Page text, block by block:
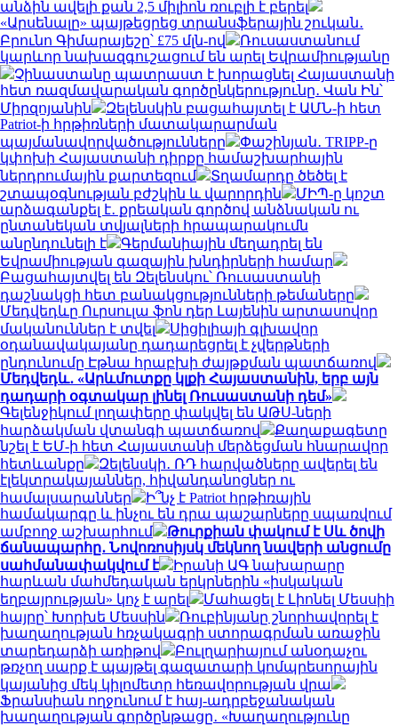
անձին ավելի քան 2,5 միլիոն ռուբլի է բերել
«Արսենալը» պայթեցրեց տրանսֆերային շուկան․
Բրունո Գիմարայեշը՝ £75 մլն-ով
Ռուսաստանում
կարևոր նախազգուշացում են արել Եվրամիությանը
Չինաստանը պատրաստ է խորացնել Հայաստանի
հետ ռազմավարական գործընկերությունը․ Վան Ին՝
Միրզոյանին
Զելենսկին բացահայտել է ԱՄՆ-ի հետ
Patriot-ի հրթիռների մատակարարման
պայմանավորվածությունները
Փաշինյան․ TRIPP-ը
կփոխի Հայաստանի դիրքը համաշխարհային
ներդրումային քարտեզում
Տղամարդը ծեծել է
շտապօգնության բժշկին և վարորդին
ՄԻՊ-ը կոշտ
արձագանքել է․ քրեական գործով անձնական ու
ընտանեկան տվյալների հրապարակումն
անընդունելի է
Գերմանիային մեղադրել են
Եվրամիության գազային խնդիրների համար
Բացահայտվել են Զելենսկու՝ Ռուսաստանի
դաշնակցի հետ բանակցությունների թեմաները
Մեդվեդևը Ուրսուլա ֆոն դեր Լայենին արտասովոր
մականուններ է տվել
Սիցիլիայի գլխավոր
օդանավակայանը դադարեցրել է չվերթների
ընդունումը Էթնա հրաբխի ժայթքման պատճառով
Մեդվեդև․ «Արևմուտքը կլքի Հայաստանին, երբ այն
դադարի օգտակար լինել Ռուսաստանի դեմ»
Գելենջիկում լողափերը փակվել են ԱԹՍ-ների
հարձակման վտանգի պատճառով
Քաղաքագետը
նշել է ԵՄ-ի հետ Հայաստանի մերձեցման հնարավոր
հետևանքը
Զելենսկի․ ՌԴ հարվածները ավերել են
էլեկտրակայաններ, հիվանդանոցներ ու
համալսարաններ
Ի՞նչ է Patriot հրթիռային
համակարգը և ինչու են դրա պաշարները սպառվում
ամբողջ աշխարհում
Թուրքիան փակում է Սև ծովի
ճանապարհը․ Նովոռոսիյսկ մեկնող նավերի անցումը
սահմանափակվում է
Իրանի ԱԳ նախարարը
հարևան մահմեդական երկրներին «իսկական
եղբայրության» կոչ է արել
Մահացել է Լիոնել Մեսսիի
հայրը՝ Խորխե Մեսսին
Ռուբինյանը շնորհավորել է
խաղաղության հռչակագրի ստորագրման առաջին
տարեդարձի առիթով
Բուլղարիայում անօդաչու
թռչող սարք է պայթել գազատարի կոմպրեսորային
կայանից մեկ կիլոմետր հեռավորության վրա
Ֆրանսիան ողջունում է հայ-ադրբեջանական
խաղաղության գործընթացը․ «Խաղաղությունը